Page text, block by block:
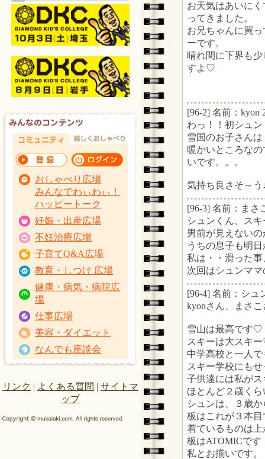
おしゃべり広場
みんなでわぃわぃ！
ハッピートーク
妊娠・出産広場
不妊治療広場
子育てQ&A広場
教育・しつけ 広場
健康・病気・病院広
場
仕事広場
美容・ダイエット
なんでも座談会
リンク | よくある質問 | サイトマ
ップ
お天気はあいに
ってきました。
お兄ちゃんに買
ーです。
晴れ間に下界も
すよ♡
[96-2] 名前：kyon
わっ！！初シュ
雪国のお子さん
暖かいところな
いです。。。
気持ち良さそ～う
[96-3] 名前：まさ
シュンくん、ス
男前が見えない
うちの息子も明
私は・・滑った
次回はシュンマ
[96-4] 名前：シュ
kyonさん、まさ
雪山は最高です♡
スキーは大スキ
中学高校と一人
スキー学校にも
子供達には私が
ほとんど２歳く
シュンは、３歳
板はこれが３本目
着ているものは
板はATOMICです
私とお揃いです。